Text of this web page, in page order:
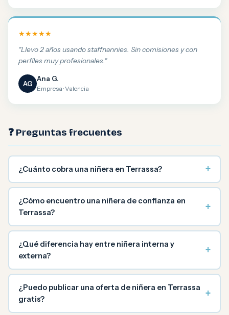
★★★★★
"Llevo 2 años usando staffnannies. Sin comisiones y con
perfiles muy profesionales."
AG
Ana G.
Empresa · Valencia
❓ Preguntas frecuentes
¿Cuánto cobra una niñera en Terrassa? +
¿Cómo encuentro una niñera de confianza en
Terrassa?
+
¿Qué diferencia hay entre niñera interna y
externa?
+
¿Puedo publicar una oferta de niñera en Terrassa
gratis?
+